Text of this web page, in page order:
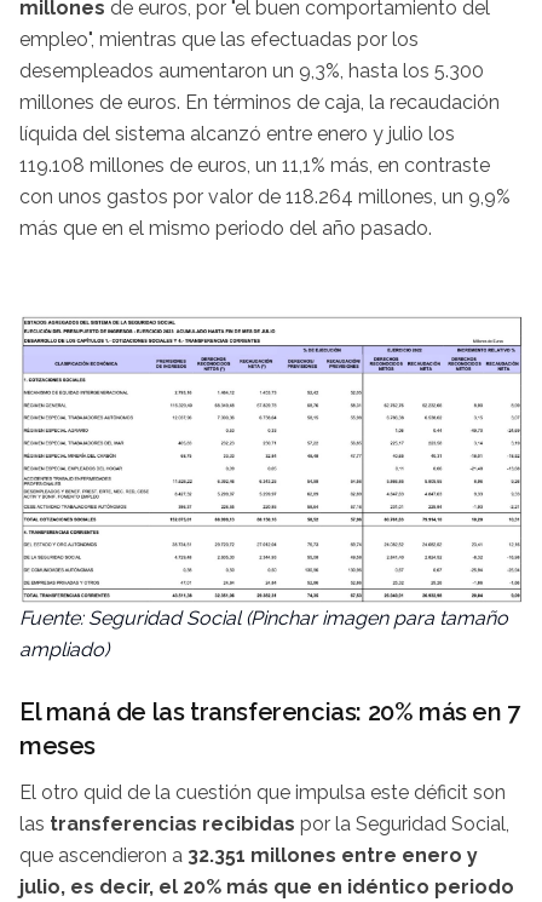
millones de euros, por "el buen comportamiento del
empleo", mientras que las efectuadas por los
desempleados aumentaron un 9,3%, hasta los 5.300
millones de euros. En términos de caja, la recaudación
líquida del sistema alcanzó entre enero y julio los
119.108 millones de euros, un 11,1% más, en contraste
con unos gastos por valor de 118.264 millones, un 9,9%
más que en el mismo periodo del año pasado.
Fuente: Seguridad Social (Pinchar imagen para tamaño
ampliado)
El maná de las transferencias: 20% más en 7
meses
El otro quid de la cuestión que impulsa este déficit son
las transferencias recibidas por la Seguridad Social,
que ascendieron a 32.351 millones entre enero y
julio, es decir, el 20% más que en idéntico periodo